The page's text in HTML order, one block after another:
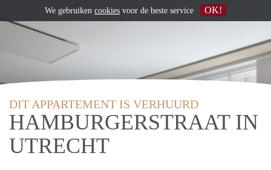
DIT APPARTEMENT IS VERHUURD
HAMBURGERSTRAAT IN
UTRECHT
We gebruiken cookies voor de beste service OK!